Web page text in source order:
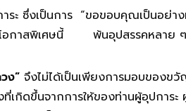
ะ ซึ่งเป็นการ
อกาสพิเศษนี้
“ขอขอบคุณเป็นอย่า
พ้นอุปสรรคหลาย
ง” จึงไม่ได้เป็นเพียงการมอบของข
เกิดขึ้นจากการให้ของท่านผู้อุปการ